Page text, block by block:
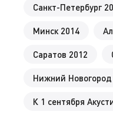
Санкт-Петербург
Минск 2014
Саратов 2012
Нижний Новогород
К 1 сентября